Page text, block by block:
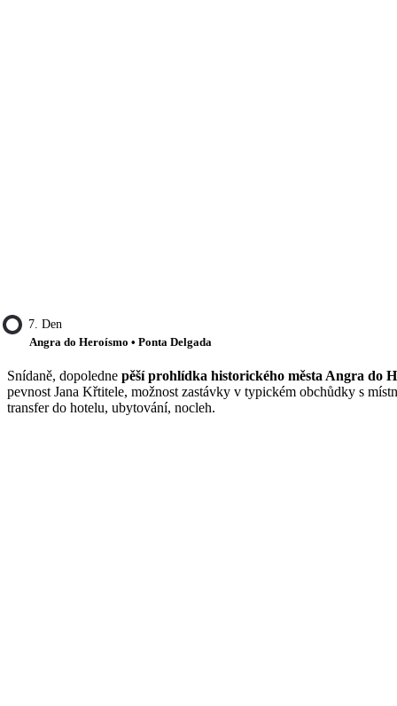
7. Den
Angra do Heroísmo • Ponta Delgada
Snídaně, dopoledne pěší prohlídka historického města Angra do
pevnost Jana Křtitele, možnost zastávky v typickém obchůdky s
transfer do hotelu, ubytování, nocleh.